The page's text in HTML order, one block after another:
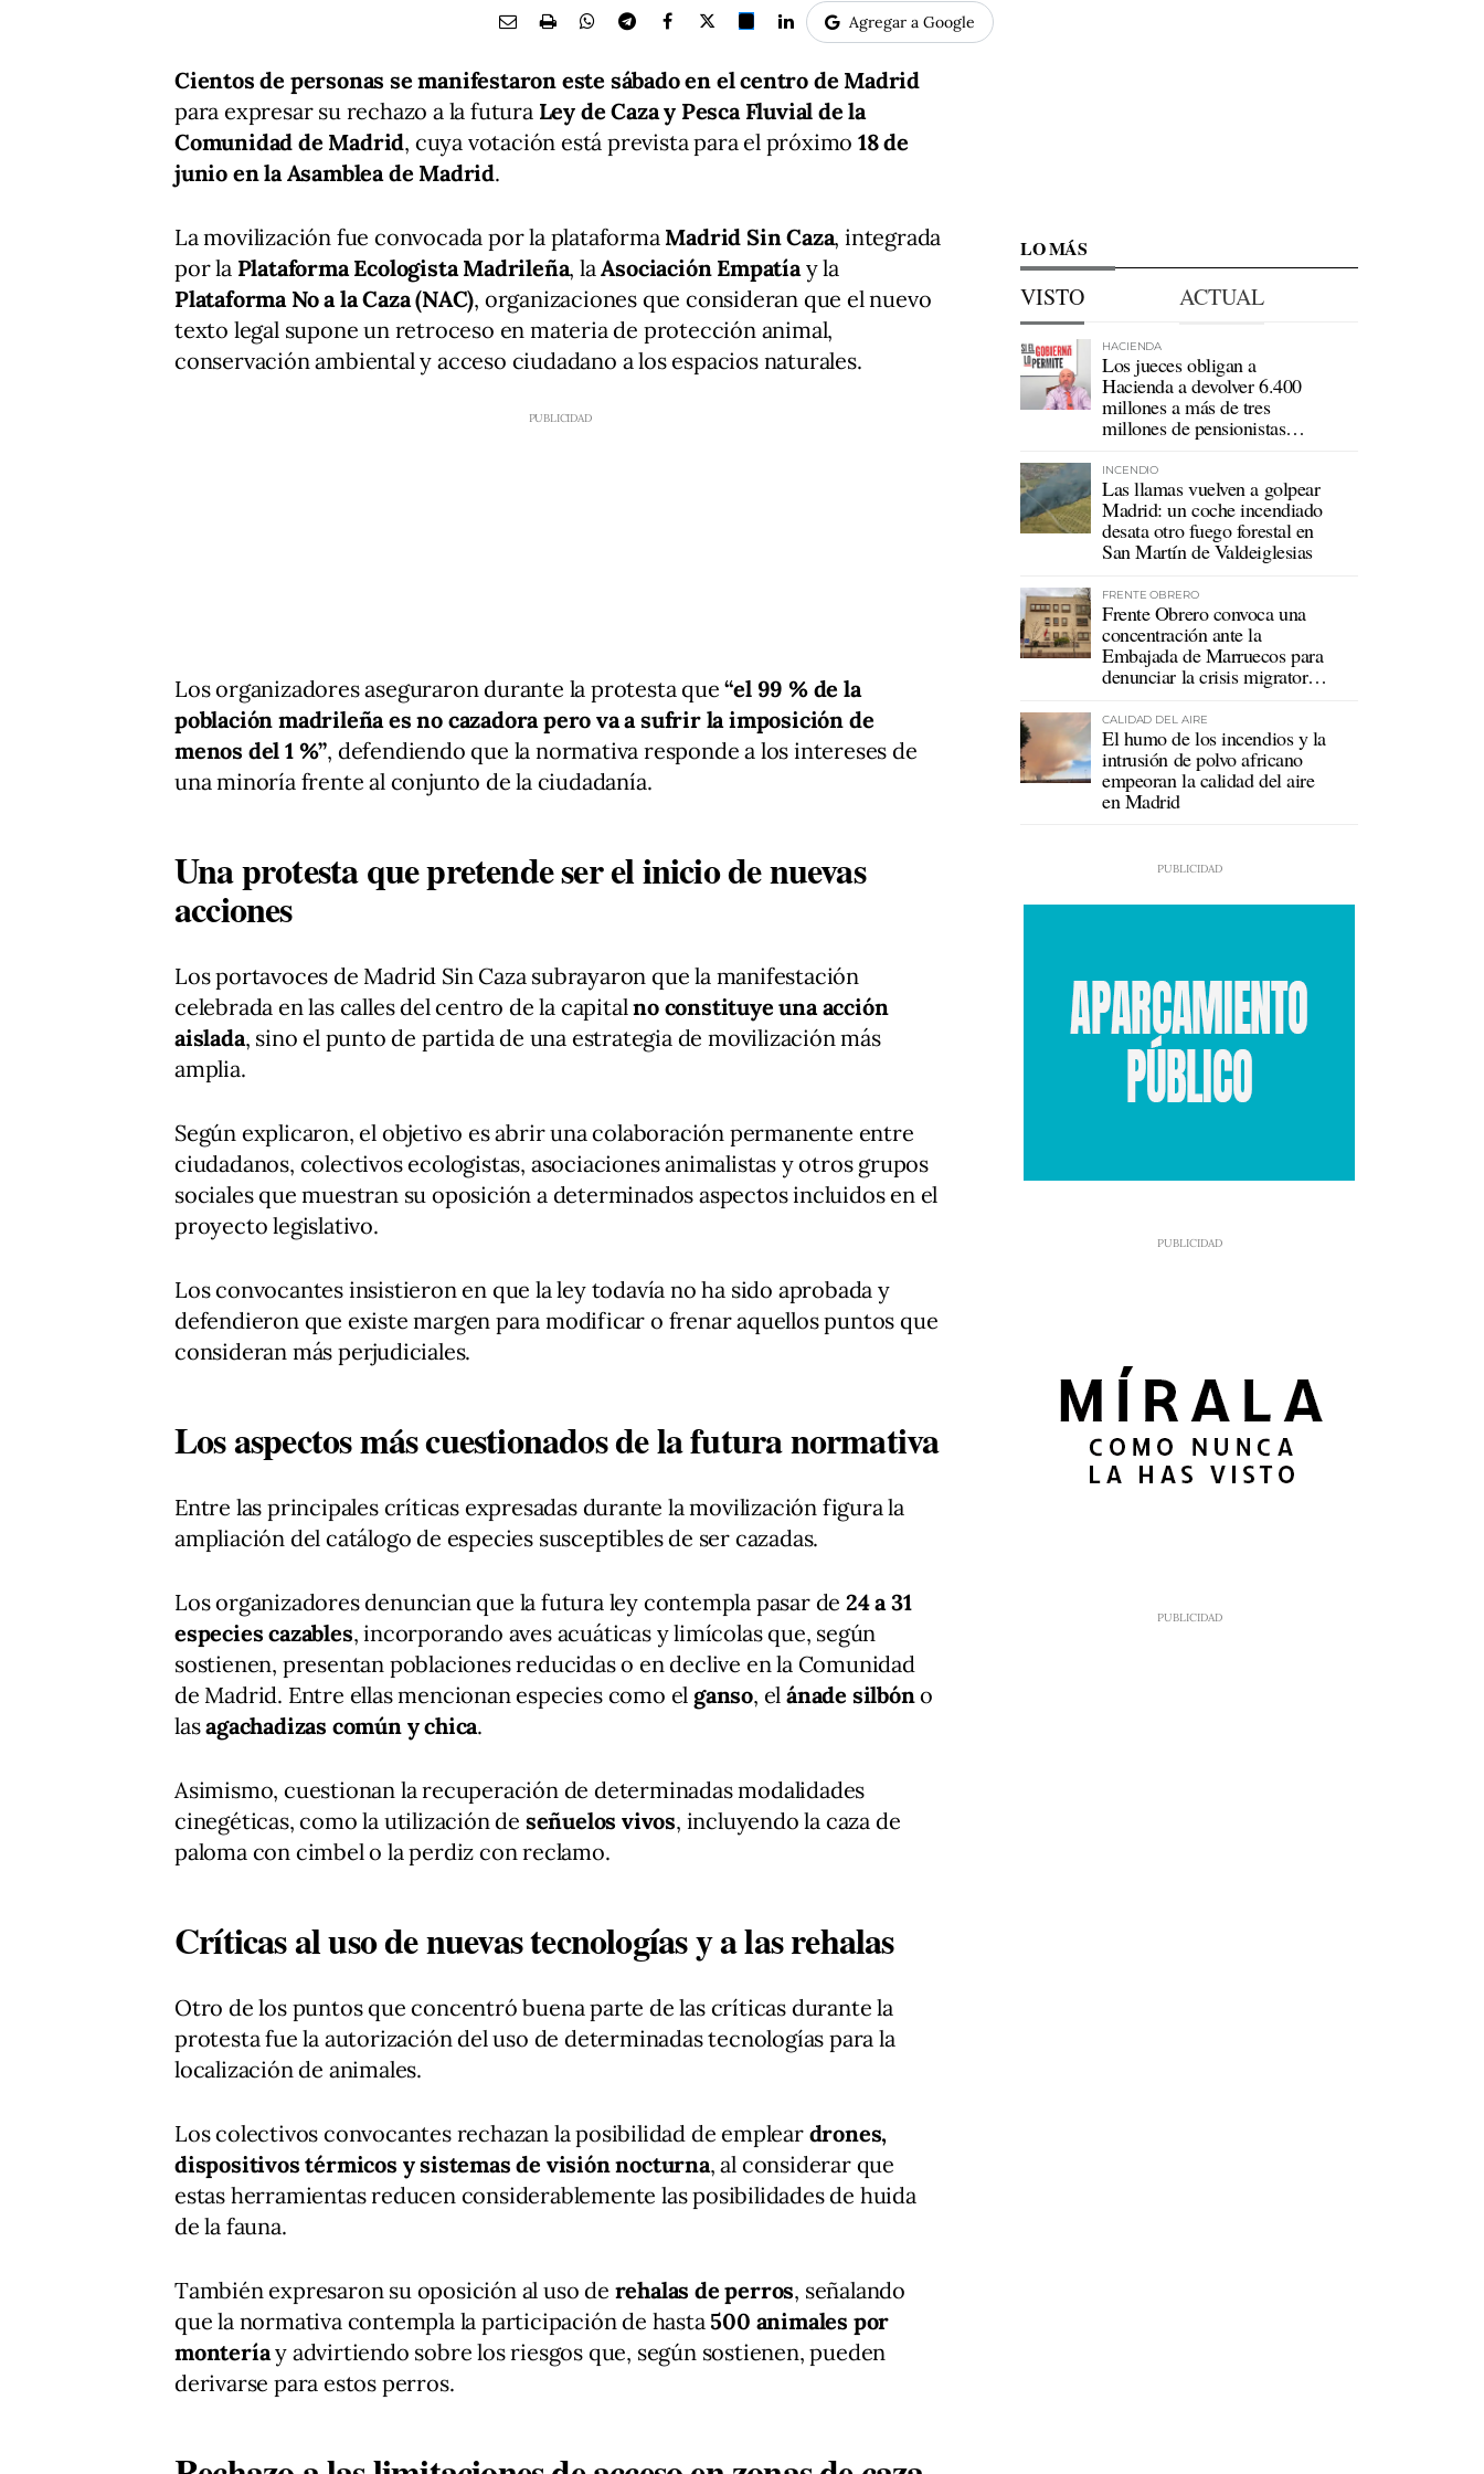
Agregar a Google
Cientos de personas se manifestaron este sábado en el centro de Madrid
para expresar su rechazo a la futura Ley de Caza y Pesca Fluvial de la
Comunidad de Madrid, cuya votación está prevista para el próximo18 de
junio en la Asamblea de Madrid.
La movilización fue convocada por la plataforma Madrid Sin Caza, integrada
por la Plataforma Ecologista Madrileña, laAsociación Empatíay la
Plataforma No a la Caza (NAC), organizaciones que consideran que el nuevo
texto legal supone un retroceso en materia de protección animal,
conservación ambiental y acceso ciudadano a los espacios naturales.
Los organizadores aseguraron durante la protesta que“el 99 % de la
población madrileña es no cazadora pero va a sufrir la imposición de
menos del 1 %”, defendiendo que la normativa responde a los intereses de
una minoría frente al conjunto de la ciudadanía.
Una protesta que pretende ser el inicio de nuevas
acciones
Los portavoces de Madrid Sin Caza subrayaron que la manifestación
celebrada en las calles del centro de la capitalno constituye una acción
aislada, sino el punto de partida de una estrategia de movilización más
amplia.
Según explicaron, el objetivo es abrir una colaboración permanente entre
ciudadanos, colectivos ecologistas, asociaciones animalistas y otros grupos
sociales que muestran su oposición a determinados aspectos incluidos en el
proyecto legislativo.
Los convocantes insistieron en que la ley todavía no ha sido aprobada y
defendieron que existe margen para modificar o frenar aquellos puntos que
consideran más perjudiciales.
Los aspectos más cuestionados de la futura normativa
Entre las principales críticas expresadas durante la movilización figura la
ampliación del catálogo de especies susceptibles de ser cazadas.
Los organizadores denuncian que la futura ley contempla pasar de 24 a 31
especies cazables, incorporando aves acuáticas y limícolas que, según
sostienen, presentan poblaciones reducidas o en declive en la Comunidad
de Madrid. Entre ellas mencionan especies como el ganso, el ánade silbóno
lasagachadizas común y chica.
Asimismo, cuestionan la recuperación de determinadas modalidades
cinegéticas, como la utilización de señuelos vivos, incluyendo la caza de
paloma con cimbel o la perdiz con reclamo.
Críticas al uso de nuevas tecnologías y a las rehalas
Otro de los puntos que concentró buena parte de las críticas durante la
protesta fue la autorización del uso de determinadas tecnologías para la
localización de animales.
Los colectivos convocantes rechazan la posibilidad de emplear drones,
dispositivos térmicos y sistemas de visión nocturna, al considerar que
estas herramientas reducen considerablemente las posibilidades de huida
de la fauna.
También expresaron su oposición al uso de rehalas de perros, señalando
que la normativa contempla la participación de hasta 500 animales por
monteríay advirtiendo sobre los riesgos que, según sostienen, pueden
derivarse para estos perros.
LO MÁS
VISTO ACTUAL
HACIENDA
Los jueces obligan a
Hacienda a devolver 6.400
millones a más de tres
millones de pensionistas
INCENDIO
Las llamas vuelven a golpear
Madrid: un coche incendiado
desata otro fuego forestal en
San Martín de Valdeiglesias
FRENTE OBRERO
Frente Obrero convoca una
concentración ante la
Embajada de Marruecos para
denunciar la crisis migratoria
CALIDAD DEL AIRE
El humo de los incendios y la
intrusión de polvo africano
empeoran la calidad del aire
en Madrid